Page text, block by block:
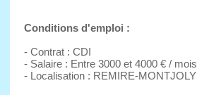
Conditions d'emploi :
- Contrat : CDI
- Salaire : Entre 3000 et 4000 € / mois
- Localisation : REMIRE-MONTJOLY